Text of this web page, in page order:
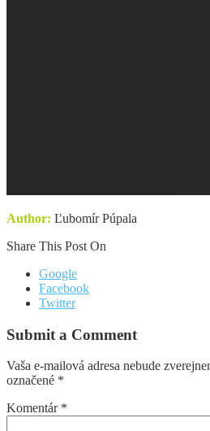
Author: Ľubomír Púpala
Share This Post On
Google
Facebook
Twitter
Submit a Comment
Vaša e-mailová adresa nebude
označené *
Komentár *